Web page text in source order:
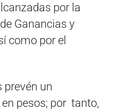
por la
Ganancias y
como por el
un
pesos; por tanto,